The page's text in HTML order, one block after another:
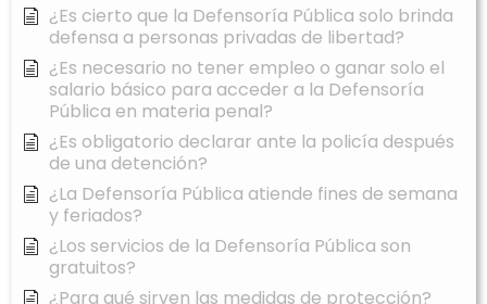
¿Es cierto que la Defensoría Pública solo brinda
defensa a personas privadas de libertad?
¿Es necesario no tener empleo o ganar solo el
salario básico para acceder a la Defensoría
Pública en materia penal?
¿Es obligatorio declarar ante la policía después
de una detención?
¿La Defensoría Pública atiende fines de semana
y feriados?
¿Los servicios de la Defensoría Pública son
gratuitos?
¿Para qué sirven las medidas de protección?